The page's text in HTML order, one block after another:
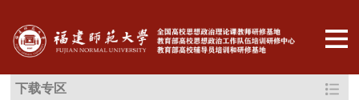
下载专区